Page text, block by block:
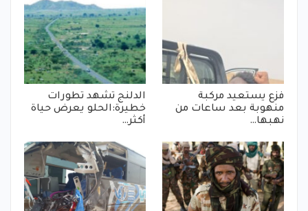
فزع يستعيد مركبة
منهوبة بعد ساعات من
نهبها…
الدلنج تشهد تطورات
خطيرة:الحلو يعرض حياة
أكثر…